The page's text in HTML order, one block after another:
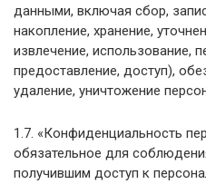
данными, включая сбор,
накопление, хранение,
извлечение, использование,
предоставление, доступ),
удаление, уничтожение
1.7. «Конфиденциальность
обязательное для
получившим доступ к